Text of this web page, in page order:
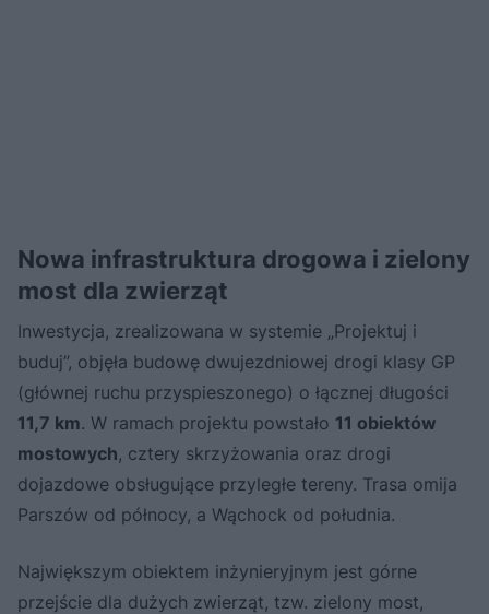
Nowa infrastruktura drogowa i zielony
most dla zwierząt
Inwestycja, zrealizowana w systemie „Projektuj i
buduj”, objęła budowę dwujezdniowej drogi klasy GP
(głównej ruchu przyspieszonego) o łącznej długości
11,7 km. W ramach projektu powstało 11 obiektów
mostowych, cztery skrzyżowania oraz drogi
dojazdowe obsługujące przyległe tereny. Trasa omija
Parszów od północy, a Wąchock od południa.
Największym obiektem inżynieryjnym jest górne
przejście dla dużych zwierząt, tzw. zielony most,